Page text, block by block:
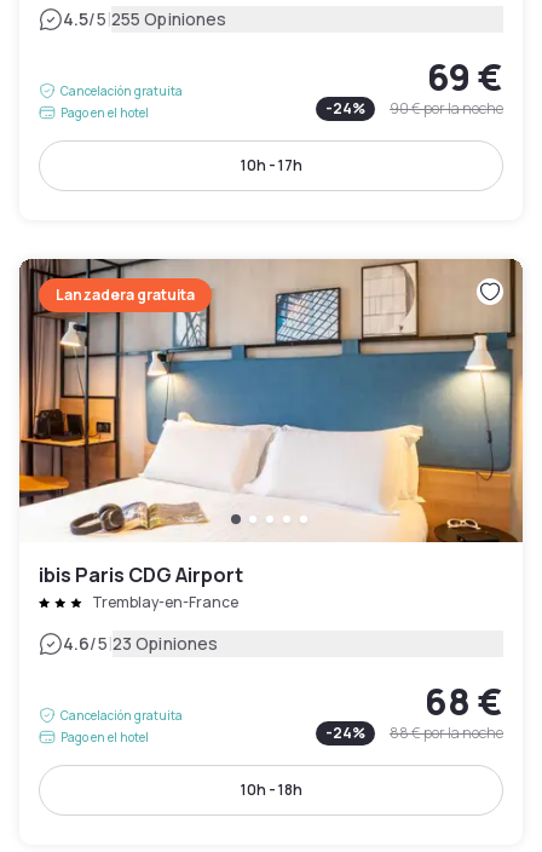
4.5/5|255 Opiniones
Cancelación gratuita
Pago en el hotel
69 €
-24% 90 €por la noche
10h - 17h
Lanzadera gratuita
ibis Paris CDG Airport
Tremblay-en-France
4.6/5|23 Opiniones
Cancelación gratuita
Pago en el hotel
68 €
-24% 88 €por la noche
10h - 18h